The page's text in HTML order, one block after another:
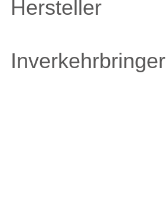
Hersteller
Inverkehrbringer